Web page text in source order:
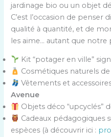
jardinage bio ou un objet
C’est l’occasion de
qualité à quantité, et de
les aime… autant que notre
Kit “potager en ville”
Cosmétiques naturels
Vêtements et
Avenue
Objets déco “upcyclés”
Cadeaux pédagogiques
espèces (à découvrir ici :